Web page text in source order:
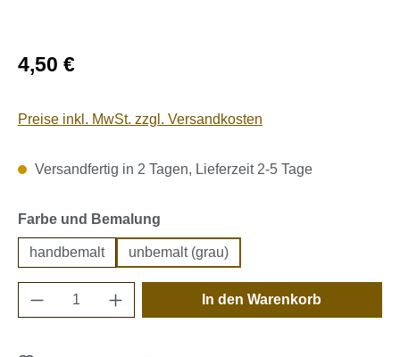
Regulärer Preis:
4,50 €
Preise inkl. MwSt. zzgl. Versandkosten
Versandfertig in 2 Tagen, Lieferzeit 2-5 Tage
Farbe und Bemalung
handbemalt unbemalt (grau)
Produkt Anzahl: Gib den gewünschten
In den Warenkorb